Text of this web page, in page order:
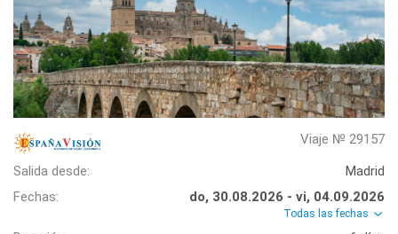
Viaje № 29157
Salida desde:
Madrid
Fechas:
do, 30.08.2026 - vi, 04.09.2026
Todas las fechas